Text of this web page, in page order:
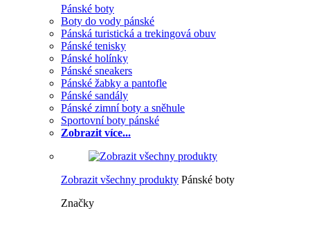
Pánské boty
Boty do vody pánské
Pánská turistická a trekingová obuv
Pánské tenisky
Pánské holínky
Pánské sneakers
Pánské žabky a pantofle
Pánské sandály
Pánské zimní boty a sněhule
Sportovní boty pánské
Zobrazit více...
Zobrazit všechny produkty Pánské boty
Značky